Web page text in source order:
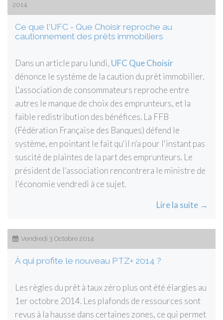
2014
Ce que l'UFC - Que Choisir reproche au
cautionnement des prêts immobiliers
Dans un article paru lundi, UFC Que Choisir
dénonce le système de la caution du prêt immobilier.
L'association de consommateurs reproche entre
autres le manque de choix des emprunteurs, et la
faible redistribution des bénéfices. La FFB
(Fédération Française des Banques) défend le
système, en pointant le fait qu'il n'a pour l'instant pas
suscité de plaintes de la part des emprunteurs. Le
président de l'association rencontrera le ministre de
l'économie vendredi à ce sujet.
Lire la suite →
Vendredi 3 Octobre 2014
À qui profite le nouveau PTZ+ 2014 ?
Les règles du prêt à taux zéro plus ont été élargies au
1er octobre 2014. Les plafonds de ressources sont
revus à la hausse dans certaines zones, ce qui permet